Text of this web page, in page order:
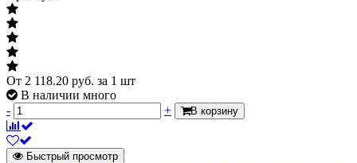
От 2 118.20 руб. за 1 шт
В наличии много
-
+ В корзину
Быстрый просмотр